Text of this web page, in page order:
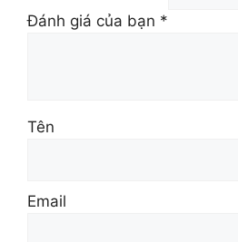
Đánh giá của bạn *
Tên
Email